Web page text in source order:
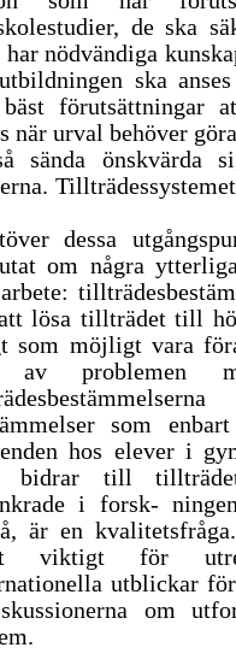
de ska
har nödvändiga
ska
förutsättningar
när urval behöver
sända önskvärda
dessa
om några
lösa tillträdet till
som möjligt vara
av problemen
som
hos elever i
bidrar till
i forsk-
är en
viktigt för
utblickar
om